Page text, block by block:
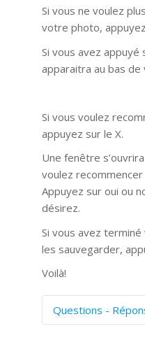
Si vous ne voulez
votre photo,
Si vous avez
apparaitra au bas
Si vous voulez
appuyez sur le X.
Une fenêtre
voulez
Appuyez sur oui ou
désirez.
Si vous avez
les sauvegarder,
Voilà!
Questions -